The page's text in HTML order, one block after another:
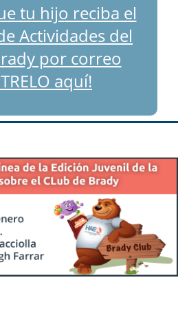
tu hijo reciba el
Actividades del
por correo
aquí!